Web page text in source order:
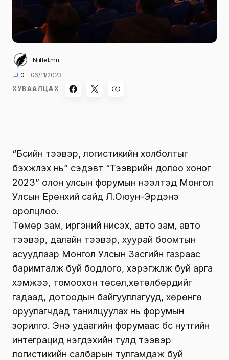
Niitlel.mn
0
06/11/2023
ХУВААЛЦАХ
“Бүсийн тээвэр, логистикийн холболтыг
бэхжүүлэх нь” сэдэвт “Тээврийн долоо хоног
2023” олон улсын форумын нээлтэд Монгол
Улсын Ерөнхий сайд Л.Оюун-Эрдэнэ
оролцлоо.
Төмөр зам, иргэний нисэх, авто зам, авто
тээвэр, далайн тээвэр, хуурай боомтын
асуудлаар Монгол Улсын Засгийн газраас
баримталж буй бодлого, хэрэгжүүлж буй арга
хэмжээ, томоохон төсөл,хөтөлбөрүүдийг
гадаад, дотоодын байгууллагууд, хөрөнгө
оруулагчдад танилцуулах нь форумын
зорилго. Энэ удаагийн форумаас бүс нутгийн
интеграцид нэгдэхийн тулд тээвэр
логистикийн салбарын тулгамдаж буй